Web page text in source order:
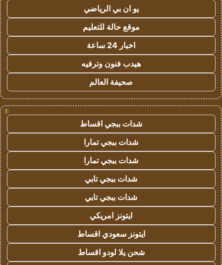
يو ان بي الرياضي
موقع حالة للتعليم
اخبار 24 ساعة
هيدب فنون وترفيه
صحيفة العالم
!
شدات ببجي اقساط
شدات ببجي تمارا
شدات ببجي تمارا
شدات ببجي تابي
شدات ببجي تابي
ايتونز امريكي
ايتونز سعودي اقساط
شحن يلا لودو اقساط